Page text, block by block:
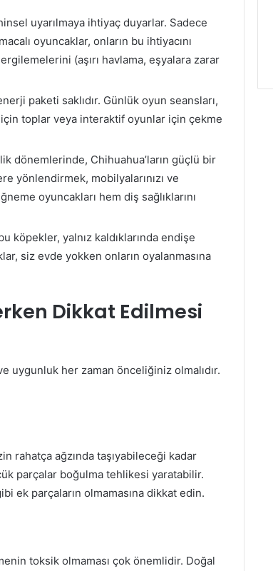
uyarılmaya ihtiyaç duyarlar. Sadece
oyuncaklar, onların bu ihtiyacını
(aşırı havlama, eşyalara zarar
paketi saklıdır. Günlük oyun seansları,
için toplar veya interaktif oyunlar için çekme
dönemlerinde, Chihuahua’ların güçlü bir
yönlendirmek, mobilyalarınızı ve
oyuncakları hem diş sağlıklarını
köpekler, yalnız kaldıklarında endişe
siz evde yokken onların oyalanmasına
Dikkat Edilmesi
uygunluk her zaman önceliğiniz olmalıdır.
rahatça ağzında taşıyabileceği kadar
parçalar boğulma tehlikesi yaratabilir.
ek parçaların olmamasına dikkat edin.
toksik olmaması çok önemlidir. Doğal